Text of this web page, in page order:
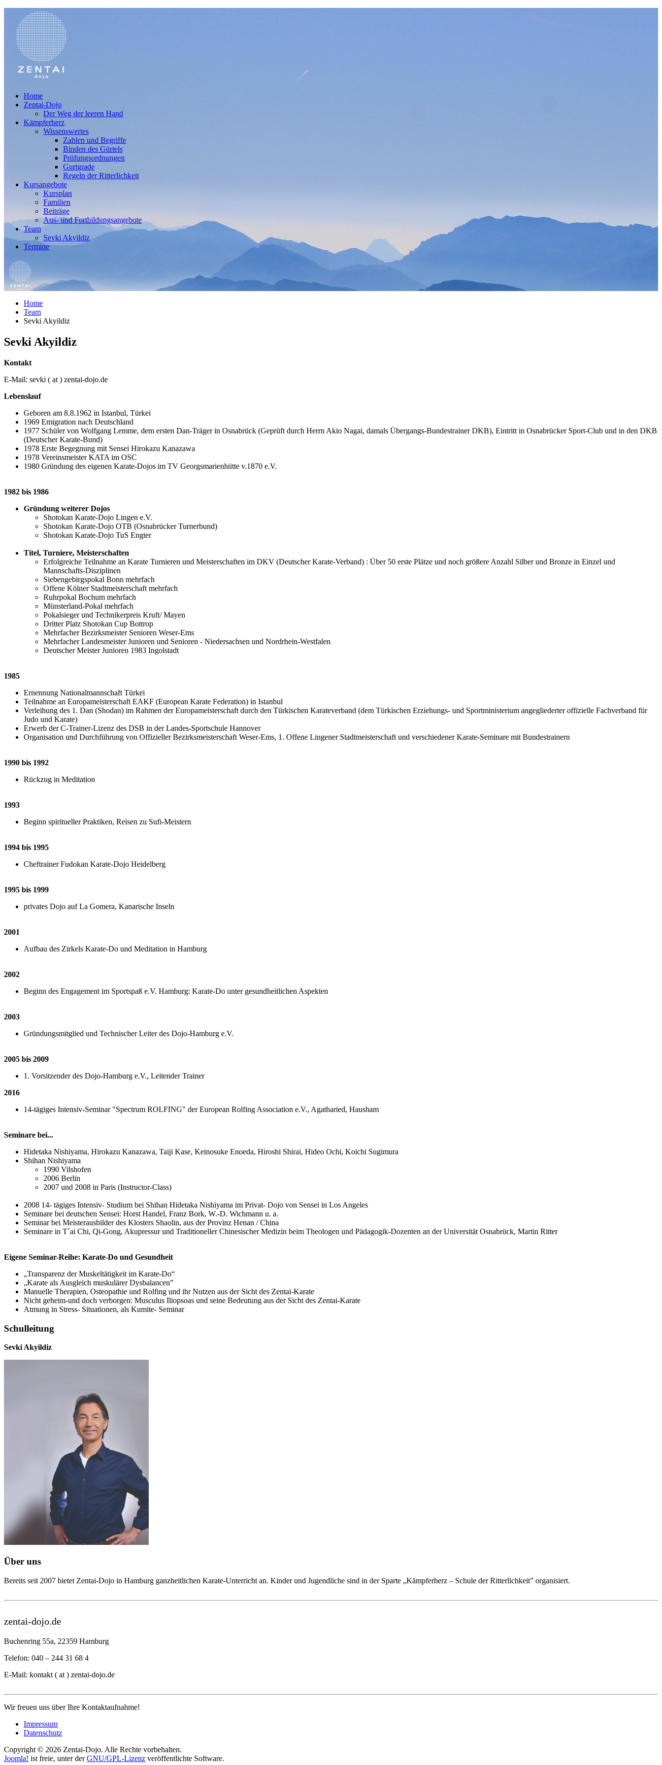
Home
Zentai-Dojo
Der Weg der leeren Hand
Kämpferherz
Wissenswertes
Zahlen und Begriffe
Binden des Gürtels
Prüfungsordnungen
Gurtgrade
Regeln der Ritterlichkeit
Kursangebote
Kursplan
Familien
Beiträge
Aus- und Fortbildungsangebote
Team
Sevki Akyildiz
Termine
Home
Team
Sevki Akyildiz
Sevki Akyildiz
Kontakt
E-Mail: sevki ( at ) zentai-dojo.de
Lebenslauf
Geboren am 8.8.1962 in Istanbul, Türkei
1969 Emigration nach Deutschland
1977 Schüler von Wolfgang Lemme, dem ersten Dan-Träger in Osnabrück (Geprüft durch Herrn Akio Nagai, damals Übergangs-Bundestrainer DKB), Eintritt in Osnabrücker Sport-Club und in den DKB
(Deutscher Karate-Bund)
1978 Erste Begegnung mit Sensei Hirokazu Kanazawa
1978 Vereinsmeister KATA im OSC
1980 Gründung des eigenen Karate-Dojos im TV Georgsmarienhütte v.1870 e.V.
1982 bis 1986
Gründung weiterer Dojos
Shotokan Karate-Dojo Lingen e.V.
Shotokan Karate-Dojo OTB (Osnabrücker Turnerbund)
Shotokan Karate-Dojo TuS Engter
Titel, Turniere, Meisterschaften
Erfolgreiche Teilnahme an Karate Turnieren und Meisterschaften im DKV (Deutscher Karate-Verband) : Über 50 erste Plätze und noch größere Anzahl Silber und Bronze in Einzel und
Mannschafts-Disziplinen
Siebengebirgspokal Bonn mehrfach
Offene Kölner Stadtmeisterschaft mehrfach
Ruhrpokal Bochum mehrfach
Münsterland-Pokal mehrfach
Pokalsieger und Technikerpreis Kruft/ Mayen
Dritter Platz Shotokan Cup Bottrop
Mehrfacher Bezirksmeister Senioren Weser-Ems
Mehrfacher Landesmeister Junioren und Senioren - Niedersachsen und Nordrhein-Westfalen
Deutscher Meister Junioren 1983 Ingolstadt
1985
Ernennung Nationalmannschaft Türkei
Teilnahme an Europameisterschaft EAKF (European Karate Federation) in Istanbul
Verleihung des 1. Dan (Shodan) im Rahmen der Europameisterschaft durch den Türkischen Karateverband (dem Türkischen Erziehungs- und Sportministerium angegliederter offizielle Fachverband für
Judo und Karate)
Erwerb der C-Trainer-Lizenz des DSB in der Landes-Sportschule Hannover
Organisation und Durchführung von Offizieller Bezirksmeisterschaft Weser-Ems, 1. Offene Lingener Stadtmeisterschaft und verschiedener Karate-Seminare mit Bundestrainern
1990 bis 1992
Rückzug in Meditation
1993
Beginn spiritueller Praktiken, Reisen zu Sufi-Meistern
1994 bis 1995
Cheftrainer Fudokan Karate-Dojo Heidelberg
1995 bis 1999
privates Dojo auf La Gomera, Kanarische Inseln
2001
Aufbau des Zirkels Karate-Do und Meditation in Hamburg
2002
Beginn des Engagement im Sportspaß e.V. Hamburg: Karate-Do unter gesundheitlichen Aspekten
2003
Gründungsmitglied und Technischer Leiter des Dojo-Hamburg e.V.
2005 bis 2009
1. Vorsitzender des Dojo-Hamburg e.V., Leitender Trainer
2016
14-tägiges Intensiv-Seminar "Spectrum ROLFING" der European Rolfing Association e.V., Agatharied, Hausham
Seminare bei...
Hidetaka Nishiyama, Hirokazu Kanazawa, Taiji Kase, Keinosuke Enoeda, Hiroshi Shirai, Hideo Ochi, Koichi Sugimura
Shihan Nishiyama
1990 Vilshofen
2006 Berlin
2007 und 2008 in Paris (Instructor-Class)
2008 14- tägiges Intensiv- Studium bei Shihan Hidetaka Nishiyama im Privat- Dojo von Sensei in Los Angeles
Seminare bei deutschen Sensei: Horst Handel, Franz Bork, W.-D. Wichmann u. a.
Seminar bei Meisterausbilder des Klosters Shaolin, aus der Provinz Henan / China
Seminare in T´ai Chi, Qi-Gong, Akupressur und Traditioneller Chinesischer Medizin beim Theologen und Pädagogik-Dozenten an der Universität Osnabrück, Martin Ritter
Eigene Seminar-Reihe: Karate-Do und Gesundheit
„Transparenz der Muskeltätigkeit im Karate-Do“
„Karate als Ausgleich muskulärer Dysbalancen”
Manuelle Therapien, Osteopathie und Rolfing und ihr Nutzen aus der Sicht des Zentai-Karate
Nicht geheim-und doch verborgen: Musculus Iliopsoas und seine Bedeutung aus der Sicht des Zentai-Karate
Atmung in Stress- Situationen, als Kumite- Seminar
Schulleitung
Sevki Akyildiz
Über uns
Bereits seit 2007 bietet Zentai-Dojo in Hamburg ganzheitlichen Karate-Unterricht an. Kinder und Jugendliche sind in der Sparte „Kämpferherz – Schule der Ritterlichkeit” organisiert.
zentai-dojo.de
Buchenring 55a, 22359 Hamburg
Telefon: 040 – 244 31 68 4
E-Mail: kontakt ( at ) zentai-dojo.de
Wir freuen uns über Ihre Kontaktaufnahme!
Impressum
Datenschutz
Copyright © 2026 Zentai-Dojo. Alle Rechte vorbehalten.
Joomla! ist freie, unter derGNU/GPL-Lizenz veröffentlichte Software.